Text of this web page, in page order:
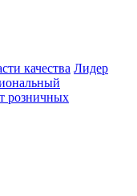
качества Лидер
розничных